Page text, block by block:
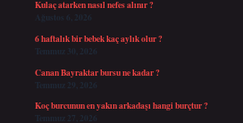
Kulaç atarken nasıl nefes alınır ?
Ağustos 6, 2026
6 haftalık bir bebek kaç aylık olur ?
Temmuz 30, 2026
Canan Bayraktar bursu ne kadar ?
Temmuz 29, 2026
Koç burcunun en yakın arkadaşı hangi burçtur ?
Temmuz 27, 2026